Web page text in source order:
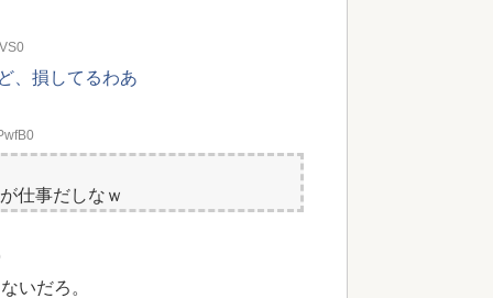
、損してるわあ
仕事だしなｗ
いだろ。